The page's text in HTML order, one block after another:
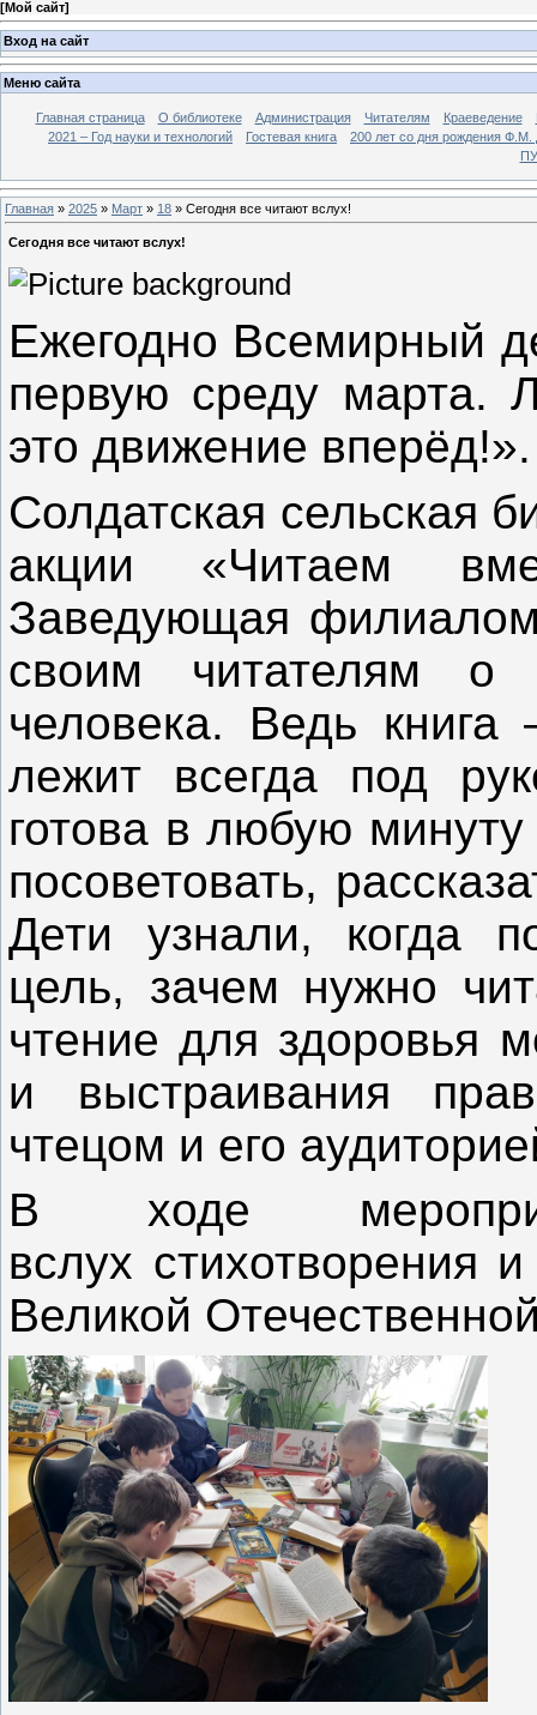
[Мой сайт]
Вход на сайт
Меню сайта
Главная страница О библиотеке Администрация Читателям Краеведение
2021 – Год науки и технологий
Гостевая книга
200 лет со дня рождения Ф.М.
Главная » 2025 » Март » 18 » Сегодня все читают вслух!
Сегодня все читают вслух!
Ежегодно Всемирный
первую среду марта.
это движение вперёд!».
Солдатская сельская
акции «Читаем
Заведующая
своим читателям о
человека. Ведь
лежит всегда под
готова в любую
посоветовать,
Дети узнали, когда
цель, зачем нужно
чтение для здоровья
и выстраивания
чтецом и его
В ходе
вслух стихотворения
Великой